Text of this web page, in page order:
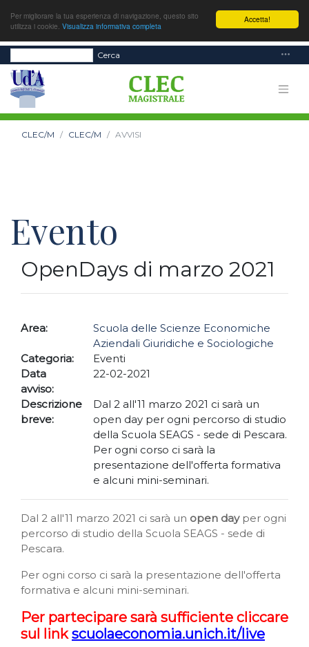
Accetta!
Per migliorare la tua esperienza di navigazione, questo sito
utilizza i cookie. Visualizza informativa completa
Cerca
CLEC/M CLEC/M AVVISI
Evento
OpenDays di marzo 2021
Area:
Scuola delle Scienze Economiche
Aziendali Giuridiche e Sociologiche
Categoria:
Eventi
Data
avviso:
22-02-2021
Descrizione
breve:
Dal 2 all'11 marzo 2021 ci sarà un
open day per ogni percorso di studio
della Scuola SEAGS - sede di Pescara.
Per ogni corso ci sarà la
presentazione dell'offerta formativa
e alcuni mini-seminari.
Dal 2 all'11 marzo 2021 ci sarà un open dayper ogni
percorso di studio della Scuola SEAGS - sede di
Pescara.
Per ogni corso ci sarà la presentazione dell'offerta
formativa e alcuni mini-seminari.
Per partecipare sarà sufficiente cliccare
sul linkscuolaeconomia.unich.it/live